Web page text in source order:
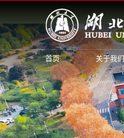
首页 关于我们